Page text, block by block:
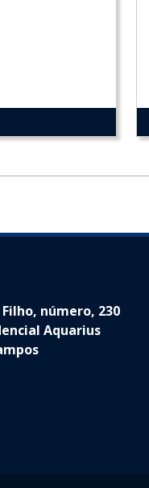
número, 230
Aquarius